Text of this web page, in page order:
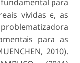
para
vividas e, as
para as
2010).